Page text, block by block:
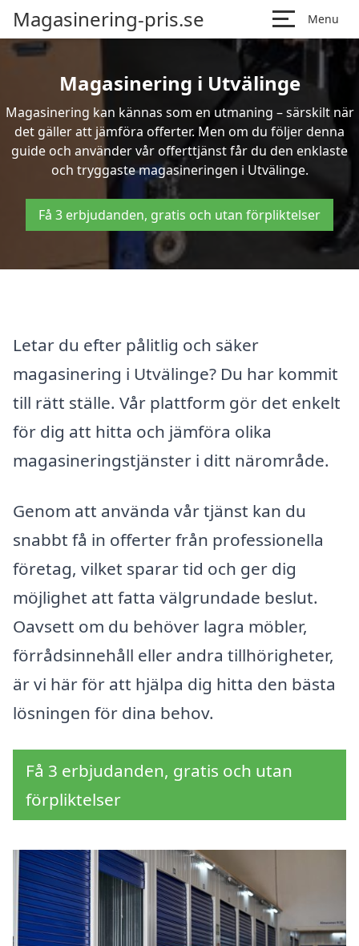
Magasinering-pris.se Menu
Magasinering i Utvälinge
Magasinering kan kännas som en utmaning – särskilt när
det gäller att jämföra offerter. Men om du följer denna
guide och använder vår offerttjänst får du den enklaste
och tryggaste magasineringen i Utvälinge.
Få 3 erbjudanden, gratis och utan förpliktelser
Letar du efter pålitlig och säker
magasinering i Utvälinge? Du har kommit
till rätt ställe. Vår plattform gör det enkelt
för dig att hitta och jämföra olika
magasineringstjänster i ditt närområde.
Genom att använda vår tjänst kan du
snabbt få in offerter från professionella
företag, vilket sparar tid och ger dig
möjlighet att fatta välgrundade beslut.
Oavsett om du behöver lagra möbler,
förrådsinnehåll eller andra tillhörigheter,
är vi här för att hjälpa dig hitta den bästa
lösningen för dina behov.
Få 3 erbjudanden, gratis och utan
förpliktelser